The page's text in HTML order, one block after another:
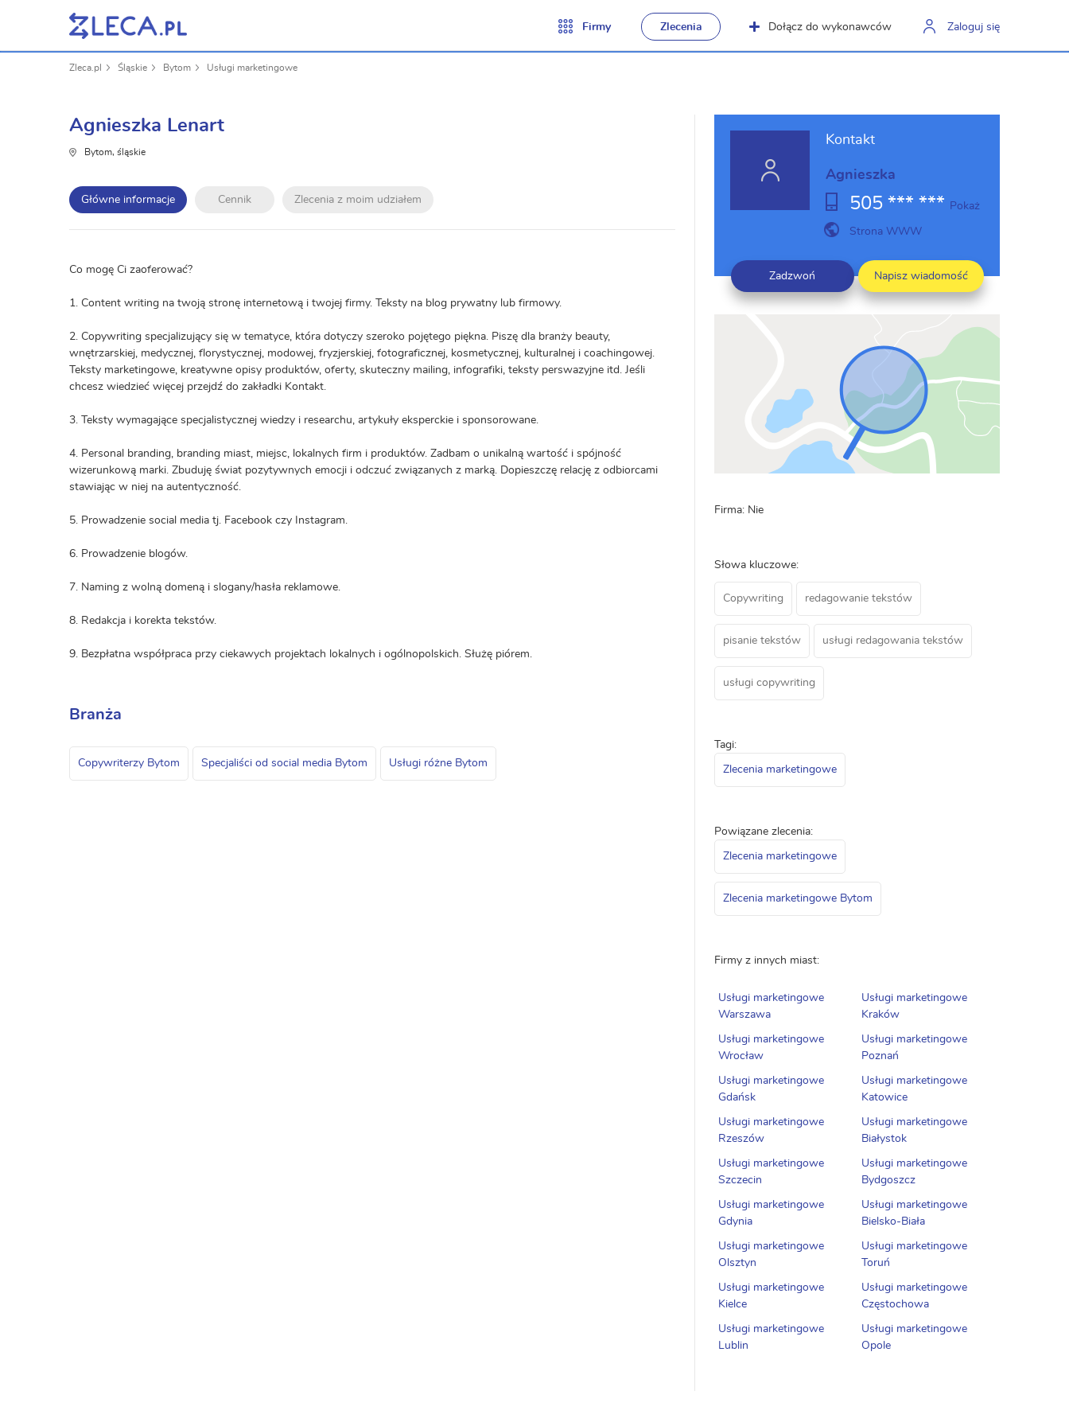
Firmy Zlecenia Dołącz do wykonawców Zaloguj się
Zleca.pl Śląskie Bytom Usługi marketingowe
Agnieszka Lenart
Bytom, śląskie
Główne informacje Cennik Zlecenia z moim udziałem
Co mogę Ci zaoferować?
1. Content writing na twoją stronę internetową i twojej firmy. Teksty na blog prywatny lub firmowy.
2. Copywriting specjalizujący się w tematyce, która dotyczy szeroko pojętego piękna. Piszę dla branży beauty,
wnętrzarskiej, medycznej, florystycznej, modowej, fryzjerskiej, fotograficznej, kosmetycznej, kulturalnej i coachingowej.
Teksty marketingowe, kreatywne opisy produktów, oferty, skuteczny mailing, infografiki, teksty perswazyjne itd. Jeśli
chcesz wiedzieć więcej przejdź do zakładki Kontakt.
3. Teksty wymagające specjalistycznej wiedzy i researchu, artykuły eksperckie i sponsorowane.
4. Personal branding, branding miast, miejsc, lokalnych firm i produktów. Zadbam o unikalną wartość i spójność
wizerunkową marki. Zbuduję świat pozytywnych emocji i odczuć związanych z marką. Dopieszczę relację z odbiorcami
stawiając w niej na autentyczność.
5. Prowadzenie social media tj. Facebook czy Instagram.
6. Prowadzenie blogów.
7. Naming z wolną domeną i slogany/hasła reklamowe.
8. Redakcja i korekta tekstów.
9. Bezpłatna współpraca przy ciekawych projektach lokalnych i ogólnopolskich. Służę piórem.
Branża
Copywriterzy Bytom Specjaliści od social media Bytom Usługi różne Bytom
Kontakt
Agnieszka
505 *** *** Pokaż
Strona WWW
Zadzwoń Napisz wiadomość
Firma: Nie
Słowa kluczowe:
Copywriting redagowanie tekstów
pisanie tekstów usługi redagowania tekstów
usługi copywriting
Tagi:
Zlecenia marketingowe
Powiązane zlecenia:
Zlecenia marketingowe
Zlecenia marketingowe Bytom
Firmy z innych miast:
Usługi marketingowe
Warszawa
Usługi marketingowe
Kraków
Usługi marketingowe
Wrocław
Usługi marketingowe
Poznań
Usługi marketingowe
Gdańsk
Usługi marketingowe
Katowice
Usługi marketingowe
Rzeszów
Usługi marketingowe
Białystok
Usługi marketingowe
Szczecin
Usługi marketingowe
Bydgoszcz
Usługi marketingowe
Gdynia
Usługi marketingowe
Bielsko-Biała
Usługi marketingowe
Olsztyn
Usługi marketingowe
Toruń
Usługi marketingowe
Kielce
Usługi marketingowe
Częstochowa
Usługi marketingowe
Lublin
Usługi marketingowe
Opole